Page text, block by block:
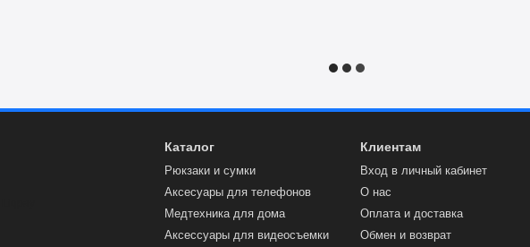
Каталог
Рюкзаки и сумки
Аксесуары для телефонов
Медтехника для дома
Аксессуары для видеосъемки
Клиентам
Вход в личный кабинет
О нас
Оплата и доставка
Обмен и возврат